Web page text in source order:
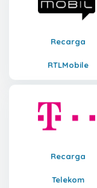
Recarga
RTLMobile
Recarga
Telekom